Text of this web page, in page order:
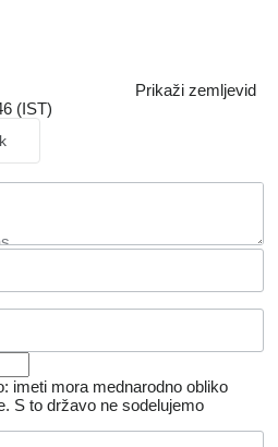
Prikaži zemljevid
(IST)
imeti mora mednarodno obliko
S to državo ne sodelujemo